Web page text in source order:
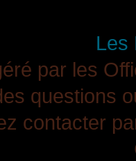
Les
par les
questions
contacter